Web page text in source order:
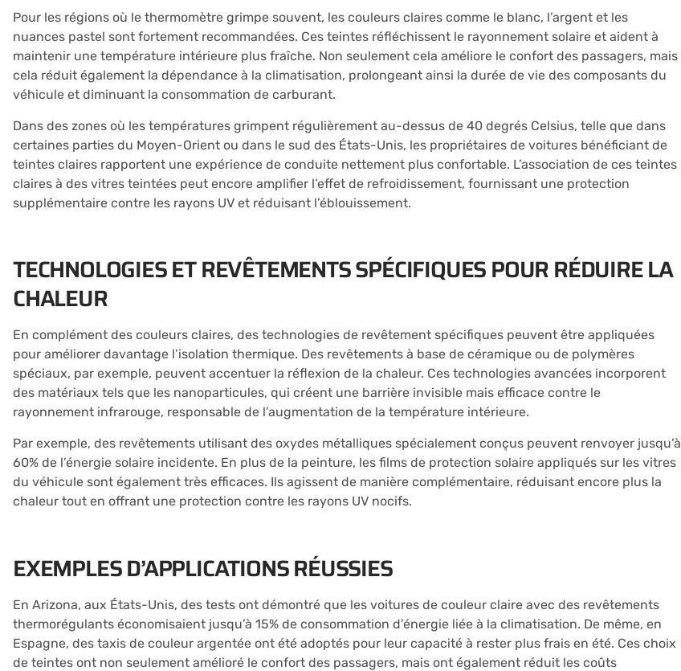
Pour les régions où le thermomètre grimpe souvent, les couleurs claires comme le blanc, l’argent et les
nuances pastel sont fortement recommandées. Ces teintes réfléchissent le rayonnement solaire et aident à
maintenir une température intérieure plus fraîche. Non seulement cela améliore le confort des passagers, mais
cela réduit également la dépendance à la climatisation, prolongeant ainsi la durée de vie des composants du
véhicule et diminuant la consommation de carburant.
Dans des zones où les températures grimpent régulièrement au-dessus de 40 degrés Celsius, telle que dans
certaines parties du Moyen-Orient ou dans le sud des États-Unis, les propriétaires de voitures bénéficiant de
teintes claires rapportent une expérience de conduite nettement plus confortable. L’association de ces teintes
claires à des vitres teintées peut encore amplifier l’effet de refroidissement, fournissant une protection
supplémentaire contre les rayons UV et réduisant l’éblouissement.
TECHNOLOGIES ET REVÊTEMENTS SPÉCIFIQUES POUR RÉDUIRE LA
CHALEUR
En complément des couleurs claires, des technologies de revêtement spécifiques peuvent être appliquées
pour améliorer davantage l’isolation thermique. Des revêtements à base de céramique ou de polymères
spéciaux, par exemple, peuvent accentuer la réflexion de la chaleur. Ces technologies avancées incorporent
des matériaux tels que les nanoparticules, qui créent une barrière invisible mais efficace contre le
rayonnement infrarouge, responsable de l’augmentation de la température intérieure.
Par exemple, des revêtements utilisant des oxydes métalliques spécialement conçus peuvent renvoyer jusqu’à
60% de l’énergie solaire incidente. En plus de la peinture, les films de protection solaire appliqués sur les vitres
du véhicule sont également très efficaces. Ils agissent de manière complémentaire, réduisant encore plus la
chaleur tout en offrant une protection contre les rayons UV nocifs.
EXEMPLES D’APPLICATIONS RÉUSSIES
En Arizona, aux États-Unis, des tests ont démontré que les voitures de couleur claire avec des revêtements
thermorégulants économisaient jusqu’à 15% de consommation d’énergie liée à la climatisation. De même, en
Espagne, des taxis de couleur argentée ont été adoptés pour leur capacité à rester plus frais en été. Ces choix
de teintes ont non seulement amélioré le confort des passagers, mais ont également réduit les coûts